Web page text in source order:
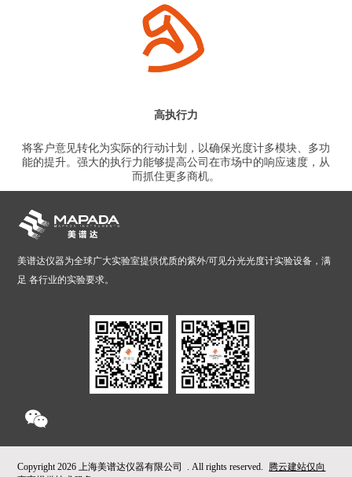
高执行力
将客户意见转化为实际的行动计划，以确保光度计多模块、多功
能的提升。强大的执行力能够提高公司在市场中的响应速度，从
而抓住更多商机。
美谱达仪器为全球广大实验室提供优质的紫外/可见分光光度计实验设备，满
足 各行业的实验要求。
Copyright2026 上海美谱达仪器有限公司 . All rights reserved.
腾云建站仅向